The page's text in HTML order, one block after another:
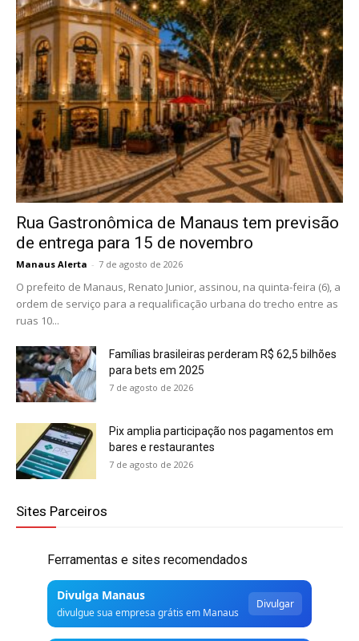
Rua Gastronômica de Manaus tem previsão
de entrega para 15 de novembro
Manaus Alerta - 7 de agosto de 2026
O prefeito de Manaus, Renato Junior, assinou, na quinta-feira (6), a
ordem de serviço para a requalificação urbana do trecho entre as
ruas 10...
Famílias brasileiras perderam R$ 62,5 bilhões
para bets em 2025
7 de agosto de 2026
Pix amplia participação nos pagamentos em
bares e restaurantes
7 de agosto de 2026
Sites Parceiros
Ferramentas e sites recomendados
Divulga Manaus
divulgue sua empresa grátis em Manaus
Divulgar